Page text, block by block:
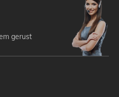
gerust